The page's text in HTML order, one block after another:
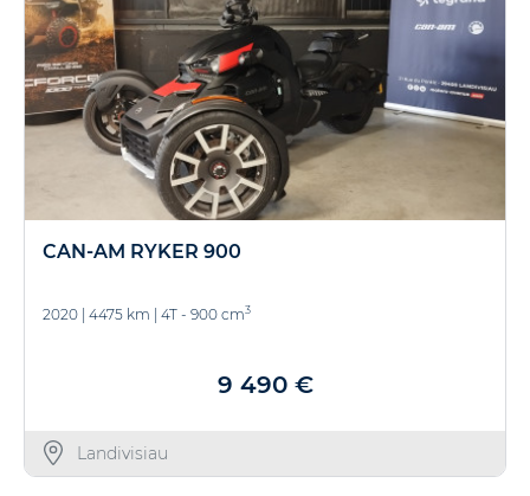
CAN-AM RYKER 900
2020 4475 km 4T - 900 cm3
9 490 €
Landivisiau